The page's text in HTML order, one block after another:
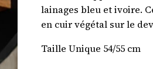
lainages bleu et ivoire.
en cuir végétal sur le
Taille Unique 54/55 cm